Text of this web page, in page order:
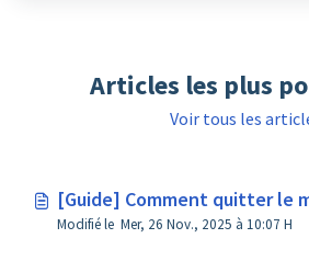
Articles les plus
Voir tous les
[Guide] Comment quitter le
Modifié le Mer, 26 Nov., 2025 à 10:07 H